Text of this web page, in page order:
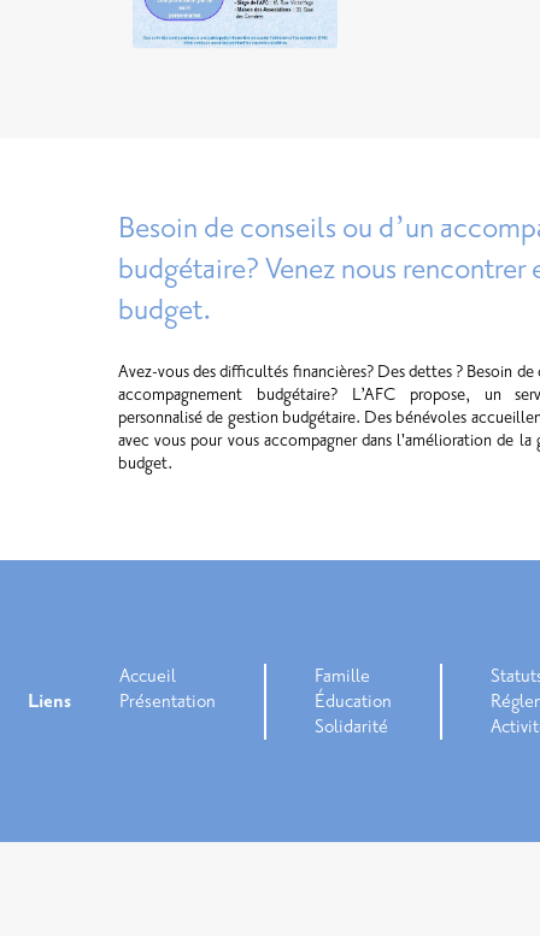
Besoin de conseils ou d’un
budgétaire? Venez nous rencontrer
budget.
Avez-vous des difficultés financières? Des dettes ? Besoin de
accompagnement budgétaire? L’AFC propose, un
personnalisé de gestion budgétaire. Des bénévoles
avec vous pour vous accompagner dans l'amélioration de
budget.
Liens
Accueil
Présentation
Famille
Éducation
Solidarité